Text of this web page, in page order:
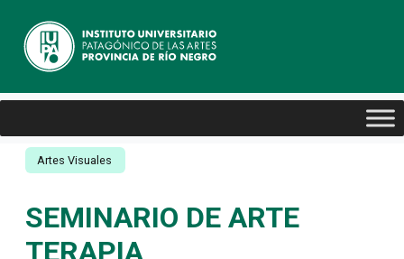
Artes Visuales
SEMINARIO DE ARTE
TERAPIA